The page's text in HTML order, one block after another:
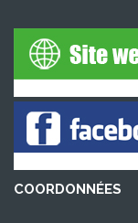
COORDONNÉES